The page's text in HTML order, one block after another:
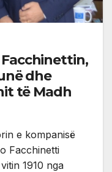
dhe
të Madh
e kompanisë
Facchinetti
1910 nga